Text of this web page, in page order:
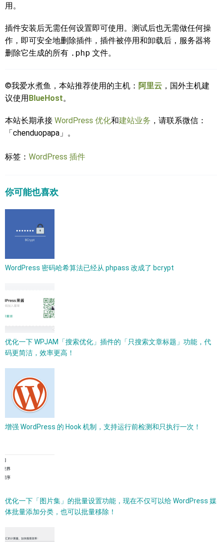
用。
插件安装后无需任何设置即可使用。测试后也无需做任何操
作，即可安全地删除插件，插件被停用和卸载后，服务器将
删除它生成的所有 .php 文件。
©我爱水煮鱼，本站推荐使用的主机： 阿里云 ，国外主机建
议使用BlueHost。
本站长期承接 WordPress 优化和建站业务 ，请联系微信：
「chenduopapa」。
标签： WordPress 插件
你可能也喜欢
WordPress 密码哈希算法已经从 phpass 改成了 bcrypt​
优化一下 WPJAM「搜索优化」插件的「只搜索文章标题」功能，代
码更简洁，效率更高！
增强 WordPress 的 Hook 机制，支持运行前检测和只执行一次！
优化一下「图片集」的批量设置功能，现在不仅可以给 WordPress 媒
体批量添加分类，也可以批量移除！